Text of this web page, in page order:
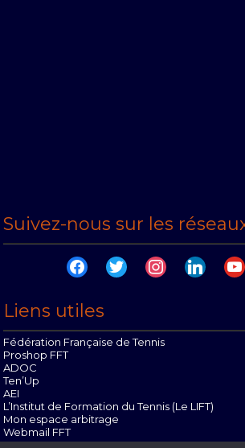
Suivez-nous sur les
facebooktwitter instagramlinkedin
Liens utiles
Fédération Française de Tennis
Proshop FFT
ADOC
Ten’Up
AEI
L’Institut de Formation du Tennis (Le LIFT)
Mon espace arbitrage
Webmail FFT